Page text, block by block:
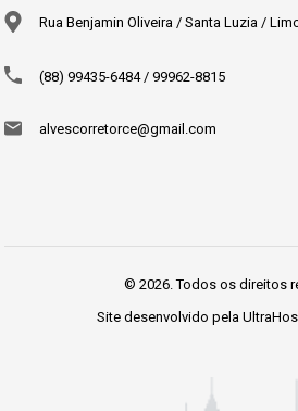
Rua Benjamin Oliveira / Santa Luzia /
(88) 99435-6484 / 99962-8815
alvescorretorce@gmail.com
© 2026. Todos os direitos
Site desenvolvido pela